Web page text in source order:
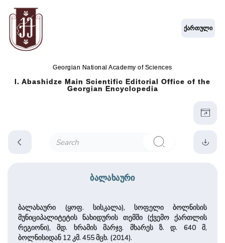
Georgian National Academy of Sciences
I. Abashidze Main Scientific Editorial Office of the
Georgian Encyclopedia
ქართული
ბალახაური
ბალახაური (ყოფ. სისკალა), სოფელი ბოლნისის
მუნიციპალიტეტის ნახიდურის თემში (ქვემო ქართლის
რეგიონი), მდ. ხრამის მარჯვ. მხარეს ზ. დ. 640 მ,
ბოლნისიდან 12 კმ. 455 მცხ. (2014).